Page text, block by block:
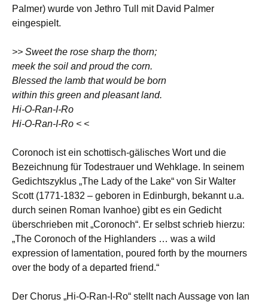
Palmer) wurde von Jethro Tull mit David Palmer
eingespielt.
>> Sweet the rose sharp the thorn;
meek the soil and proud the corn.
Blessed the lamb that would be born
within this green and pleasant land.
Hi-O-Ran-I-Ro
Hi-O-Ran-I-Ro < <
Coronoch ist ein schottisch-gälisches Wort und die
Bezeichnung für Todestrauer und Wehklage. In seinem
Gedichtszyklus „The Lady of the Lake“ von Sir Walter
Scott (1771-1832 – geboren in Edinburgh, bekannt u.a.
durch seinen Roman Ivanhoe) gibt es ein Gedicht
überschrieben mit „Coronoch“. Er selbst schrieb hierzu:
„The Coronoch of the Highlanders … was a wild
expression of lamentation, poured forth by the mourners
over the body of a departed friend.“
Der Chorus „Hi-O-Ran-I-Ro“ stellt nach Aussage von Ian